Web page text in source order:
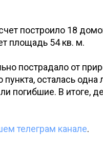
построило 18
площадь 54 кв. м.
пострадало от
осталась одна
погибшие. В итоге,
телеграм канале.